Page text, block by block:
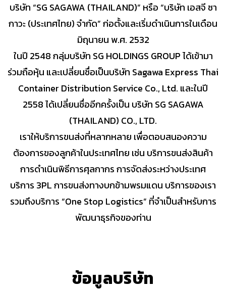
บริษัท “SG SAGAWA (THAILAND)” หรือ “บริษัท เอสจี ซา
กาวะ (ประเทศไทย) จำกัด” ก่อตั้งและเริ่มดำเนินการในเดือน
มิถุนายน พ.ศ. 2532
ในปี 2548 กลุ่มบริษัท SG HOLDINGS GROUP ได้เข้ามา
ร่วมถือหุ้น และเปลี่ยนชื่อเป็นบริษัท Sagawa Express Thai
Container Distribution Service Co., Ltd. และในปี
2558 ได้เปลี่ยนชื่ออีกครั้งเป็น บริษัท SG SAGAWA
(THAILAND) CO., LTD.
เราให้บริการขนส่งที่หลากหลาย เพื่อตอบสนองความ
ต้องการของลูกค้าในประเทศไทย เช่น บริการขนส่งสินค้า
การดำเนินพิธีการศุลกากร การจัดส่งระหว่างประเทศ
บริการ 3PL การขนส่งทางบกข้ามพรมแดน บริการของเรา
รวมถึงบริการ “One Stop Logistics” ที่จำเป็นสำหรับการ
พัฒนาธุรกิจของท่าน
ข้อมูลบริษัท